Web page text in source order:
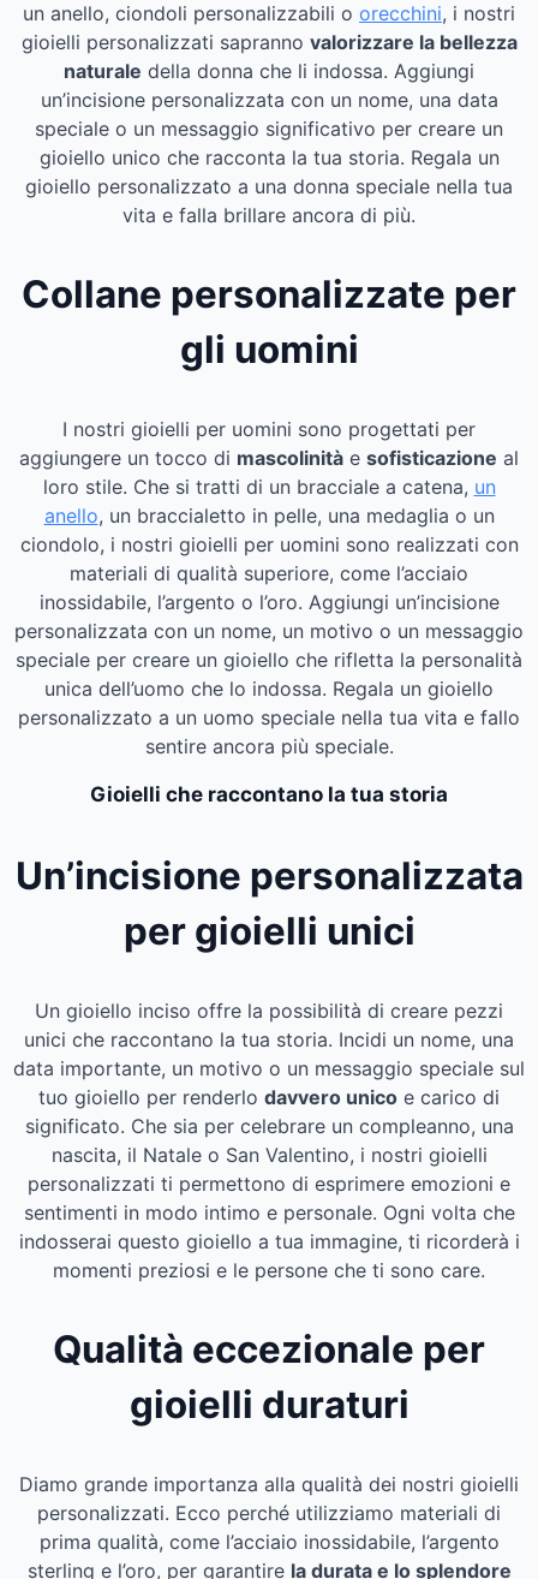
un anello, ciondoli personalizzabili o orecchini, i nostri
gioielli personalizzati sapranno valorizzare la bellezza
naturale della donna che li indossa. Aggiungi
un’incisione personalizzata con un nome, una data
speciale o un messaggio significativo per creare un
gioiello unico che racconta la tua storia. Regala un
gioiello personalizzato a una donna speciale nella tua
vita e falla brillare ancora di più.
Collane personalizzate per
gli uomini
I nostri gioielli per uomini sono progettati per
aggiungere un tocco di mascolinità e sofisticazione al
loro stile. Che si tratti di un bracciale a catena, un
anello, un braccialetto in pelle, una medaglia o un
ciondolo, i nostri gioielli per uomini sono realizzati con
materiali di qualità superiore, come l’acciaio
inossidabile, l’argento o l’oro. Aggiungi un’incisione
personalizzata con un nome, un motivo o un messaggio
speciale per creare un gioiello che rifletta la personalità
unica dell’uomo che lo indossa. Regala un gioiello
personalizzato a un uomo speciale nella tua vita e fallo
sentire ancora più speciale.
Gioielli che raccontano la tua storia
Un’incisione personalizzata
per gioielli unici
Un gioiello inciso offre la possibilità di creare pezzi
unici che raccontano la tua storia. Incidi un nome, una
data importante, un motivo o un messaggio speciale sul
tuo gioiello per renderlo davvero unico e carico di
significato. Che sia per celebrare un compleanno, una
nascita, il Natale o San Valentino, i nostri gioielli
personalizzati ti permettono di esprimere emozioni e
sentimenti in modo intimo e personale. Ogni volta che
indosserai questo gioiello a tua immagine, ti ricorderà i
momenti preziosi e le persone che ti sono care.
Qualità eccezionale per
gioielli duraturi
Diamo grande importanza alla qualità dei nostri gioielli
personalizzati. Ecco perché utilizziamo materiali di
prima qualità, come l’acciaio inossidabile, l’argento
sterling e l’oro, per garantire la durata e lo splendore